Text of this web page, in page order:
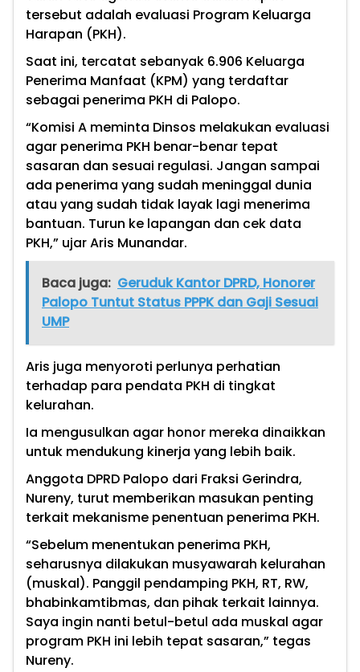
tersebut adalah evaluasi Program Keluarga
Harapan (PKH).
Saat ini, tercatat sebanyak 6.906 Keluarga
Penerima Manfaat (KPM) yang terdaftar
sebagai penerima PKH di Palopo.
“Komisi A meminta Dinsos melakukan evaluasi
agar penerima PKH benar-benar tepat
sasaran dan sesuai regulasi. Jangan sampai
ada penerima yang sudah meninggal dunia
atau yang sudah tidak layak lagi menerima
bantuan. Turun ke lapangan dan cek data
PKH,” ujar Aris Munandar.
Baca juga: Geruduk Kantor DPRD, Honorer
Palopo Tuntut Status PPPK dan Gaji Sesuai
UMP
Aris juga menyoroti perlunya perhatian
terhadap para pendata PKH di tingkat
kelurahan.
Ia mengusulkan agar honor mereka dinaikkan
untuk mendukung kinerja yang lebih baik.
Anggota DPRD Palopo dari Fraksi Gerindra,
Nureny, turut memberikan masukan penting
terkait mekanisme penentuan penerima PKH.
“Sebelum menentukan penerima PKH,
seharusnya dilakukan musyawarah kelurahan
(muskal). Panggil pendamping PKH, RT, RW,
bhabinkamtibmas, dan pihak terkait lainnya.
Saya ingin nanti betul-betul ada muskal agar
program PKH ini lebih tepat sasaran,” tegas
Nureny.